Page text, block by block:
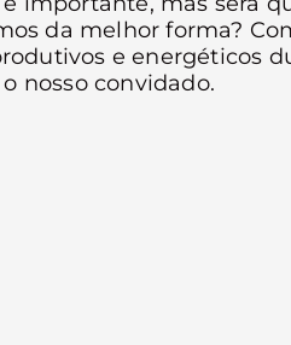
da melhor forma?
e energéticos
nosso convidado.